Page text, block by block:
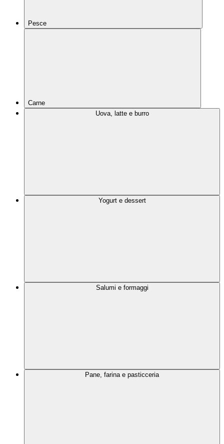
Pesce
Carne
Uova, latte e burro
Yogurt e dessert
Salumi e formaggi
Pane, farina e pasticceria